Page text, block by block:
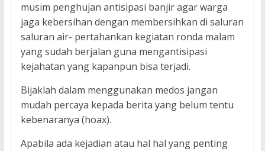
musim penghujan antisipasi banjir agar warga
jaga kebersihan dengan membersihkan di saluran
saluran air- pertahankan kegiatan ronda malam
yang sudah berjalan guna mengantisipasi
kejahatan yang kapanpun bisa terjadi.
Bijaklah dalam menggunakan medos jangan
mudah percaya kepada berita yang belum tentu
kebenaranya (hoax).
Apabila ada kejadian atau hal hal yang penting